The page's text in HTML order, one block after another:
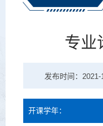
专业
发布时间：2021-
开课学年：